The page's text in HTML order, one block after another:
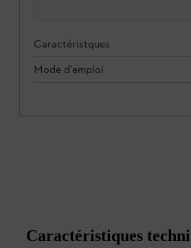
Caractéristques
Mode d'emploi
Caractéristiques